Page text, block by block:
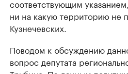
соответствующим
ни на какую территорию не
Кузнечевских.
Поводом к обсуждению
вопрос депутата